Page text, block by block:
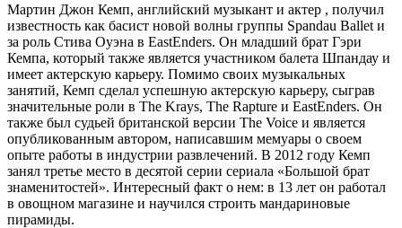
Мартин Джон Кемп, английский музыкант и актер , получил
известность как басист новой волны группы Spandau Ballet и
за роль Стива Оуэна в EastEnders. Он младший брат Гэри
Кемпа, который также является участником балета Шпандау и
имеет актерскую карьеру. Помимо своих музыкальных
занятий, Кемп сделал успешную актерскую карьеру, сыграв
значительные роли в The Krays, The Rapture и EastEnders. Он
также был судьей британской версии The Voice и является
опубликованным автором, написавшим мемуары о своем
опыте работы в индустрии развлечений. В 2012 году Кемп
занял третье место в десятой серии сериала «Большой брат
знаменитостей». Интересный факт о нем: в 13 лет он работал
в овощном магазине и научился строить мандариновые
пирамиды.